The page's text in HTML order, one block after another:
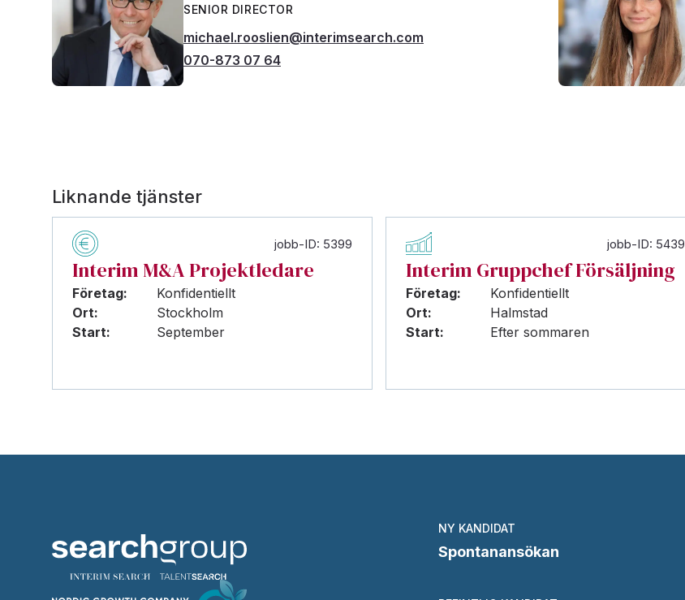
SENIOR DIRECTOR
michael.rooslien@interimsearch.com
070-873 07 64
Liknande tjänster
jobb-ID: 5399
Interim M&A Projektledare
Företag:
Konfidentiellt
Ort:
Stockholm
Start:
September
jobb-ID: 5439
Interim Gruppchef Försäljning
Företag:
Konfidentiellt
Ort:
Halmstad
Start:
Efter sommaren
NY KANDIDAT
Spontanansökan